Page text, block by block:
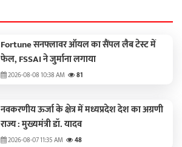
Fortune सनफ्लावर ऑयल का सैंपल लैब टेस्ट में
फेल, FSSAI ने जुर्माना लगाया
2026-08-08 10:38 AM 81
नवकरणीय ऊर्जा के क्षेत्र में मध्यप्रदेश देश का अग्रणी
राज्य : मुख्यमंत्री डॉ. यादव
2026-08-07 11:35 AM 48